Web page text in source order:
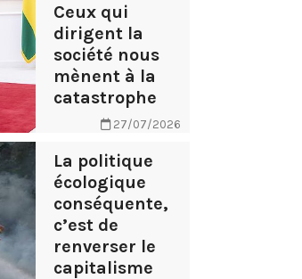
Ceux qui
dirigent la
société nous
mènent à la
catastrophe
27/07/2026
La politique
écologique
conséquente,
c’est de
renverser le
capitalisme